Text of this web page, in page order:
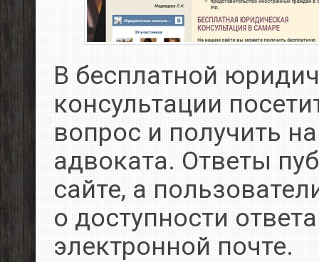
В бесплатной
консультации
вопрос и получить
адвоката. Ответы
сайте, а
о доступности
электронной почте.